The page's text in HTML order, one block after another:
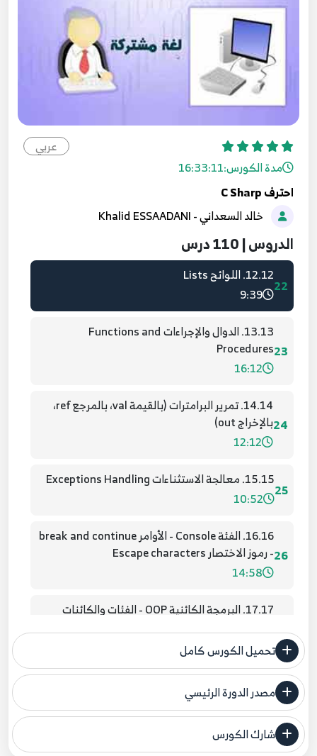
عربي
مدة الكورس:16:33:11
احترف C Sharp
خالد السعداني - Khalid ESSAADANI
الدروس | 110 درس
ريبورت (طباعة البيانات بشرط معين)
10:10
109.109. طباعة التقارير Reporting - ميكروسوفت
ريبورت (طباعة البيانات بشكل عمودي)
12:35
20
11.11. التراكيب struct والمعددات enum
11:10
21
ريبورت (طباعة نتائج البحث)
9:29
22
12.12. اللوائح Lists
9:39
23
13.13. الدوال والإجراءات Functions and
Procedures
16:12
24
14.14. تمرير البرامترات (بالقيمة val، بالمرجع ref،
بالإخراج out)
12:12
25
15.15. معالجة الاستثناءات Exceptions Handling
10:52
26
16.16. الفئة Console - الأوامر break and continue
- رموز الاختصار Escape characters
14:58
27
17.17. البرمجة الكائنية OOP - الفئات والكائنات
10:55
28والمجمعات Namespaces and Assemblies
7:53
تحميل الكورس كامل
مصدر الدورة الرئيسي
فنحن لا ندعي ملكية أي دورة ولهذا نضع المصدر الأصلي لكم
شارك الكورس